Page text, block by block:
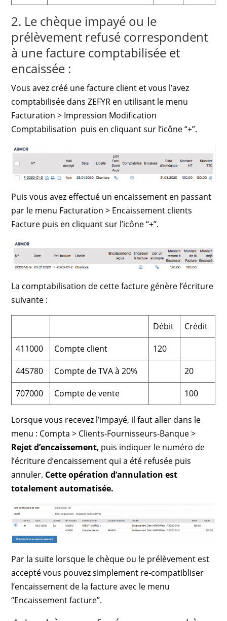
2. Le chèque impayé ou le
prélèvement refusé correspondent
à une facture comptabilisée et
encaissée :
Vous avez créé une facture client et vous l’avez
comptabilisée dans ZEFYR en utilisant le menu
Facturation > Impression Modification
Comptabilisation puis en cliquant sur l’icône “+”.
Puis vous avez effectué un encaissement en passant
par le menu Facturation > Encaissement clients
Facture puis en cliquant sur l’icône “+”.
La comptabilisation de cette facture génère l’écriture
suivante :
Débit
Crédit
411000
Compte client
120
445780
Compte de TVA à 20%
20
707000
Compte de vente 100
Lorsque vous recevez l’impayé, il faut aller dans le
menu : Compta > Clients-Fournisseurs-Banque >
Rejet d’encaissement, puis indiquer le numéro de
l’écriture d’encaissement qui a été refusée puis
annuler. Cette opération d’annulation est
totalement automatisée.
Par la suite lorsque le chèque ou le prélèvement est
accepté vous pouvez simplement re-compatibliser
l’encaissement de la facture avec le menu
“Encaissement facture”.